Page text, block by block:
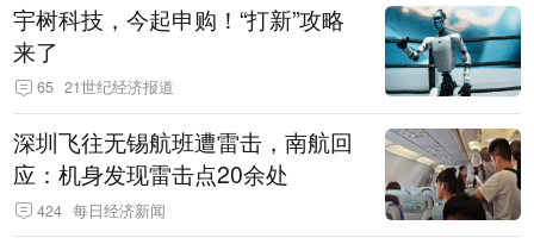
宇树科技，今起申购！“打新”攻略
来了
65 21世纪经济报道
深圳飞往无锡航班遭雷击，南航回
应：机身发现雷击点20余处
424 每日经济新闻